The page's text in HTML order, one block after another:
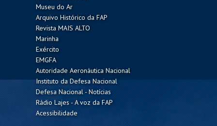
Museu do Ar
Arquivo Histórico da FAP
Revista MAIS ALTO
Marinha
Exército
EMGFA
Autoridade Aeronáutica Nacional
Instituto da Defesa Nacional
Defesa Nacional - Notícias
Rádio Lajes - A voz da FAP
Acessibilidade